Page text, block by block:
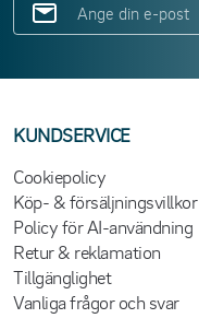
KUNDSERVICE
Cookiepolicy
Köp- & försäljningsvillkor
Policy för AI-användning
Retur & reklamation
Tillgänglighet
Vanliga frågor och svar